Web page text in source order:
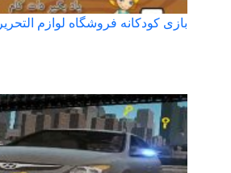
بازی کودکانه فروشگاه لوازم التحریر